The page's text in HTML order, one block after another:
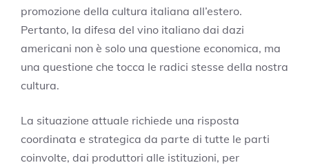
promozione della cultura italiana all’estero.
Pertanto, la difesa del vino italiano dai dazi
americani non è solo una questione economica, ma
una questione che tocca le radici stesse della nostra
cultura.
La situazione attuale richiede una risposta
coordinata e strategica da parte di tutte le parti
coinvolte, dai produttori alle istituzioni, per